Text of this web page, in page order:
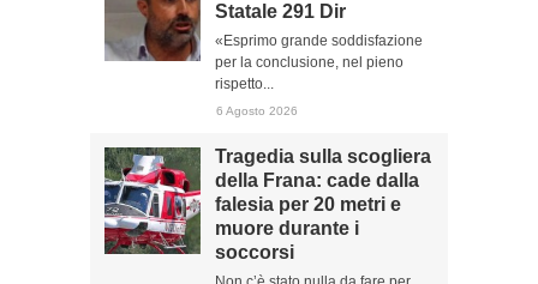
Statale 291 Dir
«Esprimo grande soddisfazione
per la conclusione, nel pieno
rispetto...
6 Agosto 2026
Tragedia sulla scogliera
della Frana: cade dalla
falesia per 20 metri e
muore durante i
soccorsi